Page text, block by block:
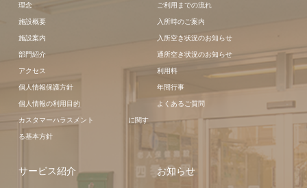
理念
施設概要
施設案内
部門紹介
アクセス
個人情報保護方針
個人情報の利用目的
カスタマーハラスメント に関す
る基本方針
ご利用までの流れ
入所時のご案内
入所空き状況のお知らせ
通所空き状況のお知らせ
利用料
年間行事
よくあるご質問
サービス紹介 お知らせ